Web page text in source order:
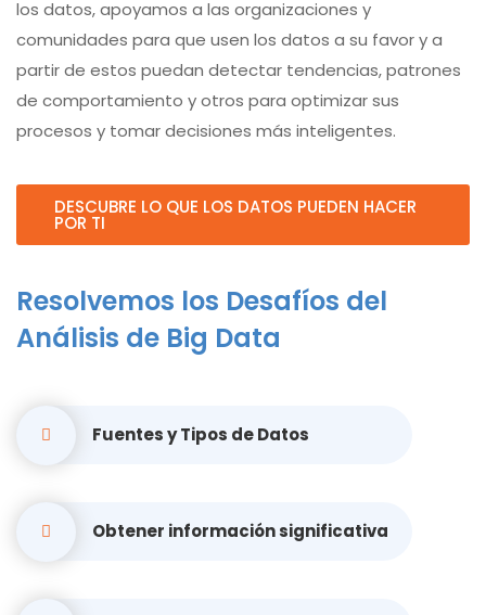
los datos, apoyamos a las organizaciones y
comunidades para que usen los datos a su favor y a
partir de estos puedan detectar tendencias, patrones
de comportamiento y otros para optimizar sus
procesos y tomar decisiones más inteligentes.
DESCUBRE LO QUE LOS DATOS PUEDEN HACER
POR TI
Resolvemos los Desafíos del
Análisis de Big Data
Fuentes y Tipos de Datos
Obtener información significativa